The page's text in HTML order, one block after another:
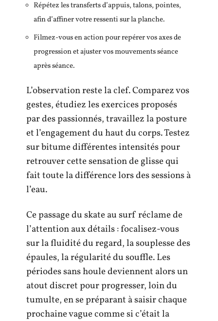
Répétez les transferts d’appuis, talons, pointes,
afin d’affiner votre ressenti sur la planche.
Filmez-vous en action pour repérer vos axes de
progression et ajuster vos mouvements séance
après séance.
L’observation reste la clef. Comparez vos
gestes, étudiez les exercices proposés
par des passionnés, travaillez la posture
et l’engagement du haut du corps. Testez
sur bitume différentes intensités pour
retrouver cette sensation de glisse qui
fait toute la différence lors des sessions à
l’eau.
Ce passage du skate au surf réclame de
l’attention aux détails : focalisez-vous
sur la fluidité du regard, la souplesse des
épaules, la régularité du souffle. Les
périodes sans houle deviennent alors un
atout discret pour progresser, loin du
tumulte, en se préparant à saisir chaque
prochaine vague comme si c’était la